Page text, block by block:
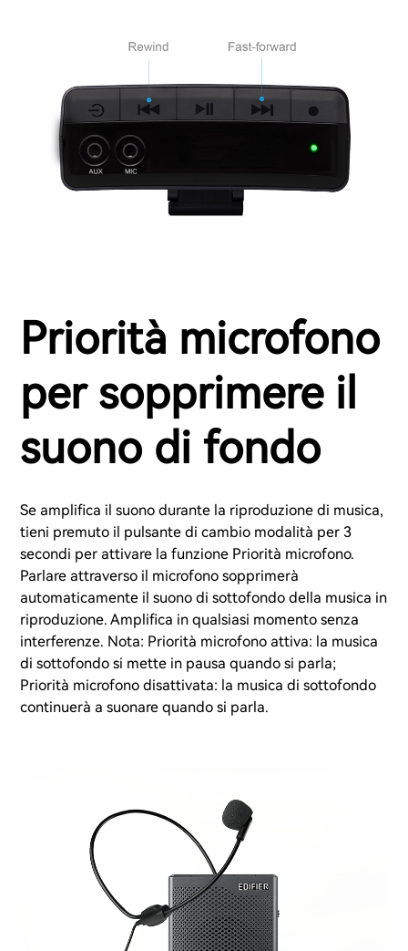
Priorità microfono
per sopprimere il
suono di fondo
Se amplifica il suono durante la riproduzione di musica,
tieni premuto il pulsante di cambio modalità per 3
secondi per attivare la funzione Priorità microfono.
Parlare attraverso il microfono sopprimerà
automaticamente il suono di sottofondo della musica in
riproduzione. Amplifica in qualsiasi momento senza
interferenze. Nota: Priorità microfono attiva: la musica
di sottofondo si mette in pausa quando si parla;
Priorità microfono disattivata: la musica di sottofondo
continuerà a suonare quando si parla.